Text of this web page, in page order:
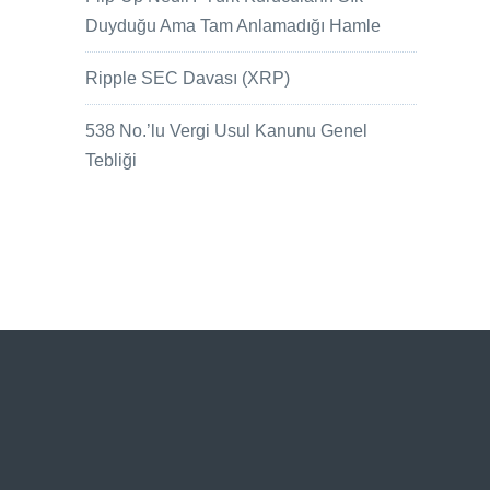
Duyduğu Ama Tam Anlamadığı Hamle
Ripple SEC Davası (XRP)
538 No.’lu Vergi Usul Kanunu Genel
Tebliği